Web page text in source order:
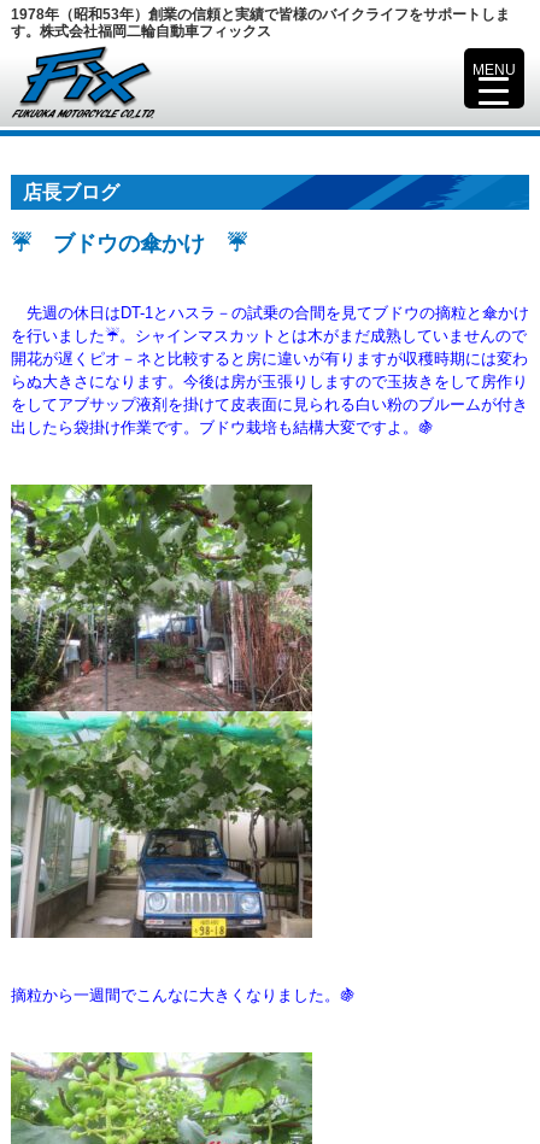
1978年（昭和53年）創業の信頼と実績で皆様のバイクライフをサポートしま
す。株式会社福岡二輪自動車フィックス
店長ブログ
☔ ブドウの傘かけ ☔
先週の休日はDT-1とハスラ－の試乗の合間を見てブドウの摘粒と傘かけ
を行いました☔。シャインマスカットとは木がまだ成熟していませんので
開花が遅くピオ－ネと比較すると房に違いが有りますが収穫時期には変わ
らぬ大きさになります。今後は房が玉張りしますので玉抜きをして房作り
をしてアブサップ液剤を掛けて皮表面に見られる白い粉のブルームが付き
出したら袋掛け作業です。ブドウ栽培も結構大変ですよ。🍇
摘粒から一週間でこんなに大きくなりました。🍇
MENU
▼